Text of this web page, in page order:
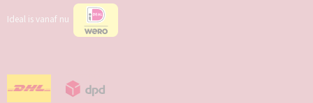
Ideal is vanaf nu